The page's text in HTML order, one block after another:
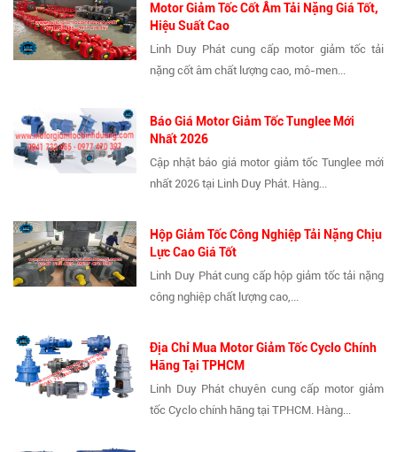
Motor Giảm Tốc Cốt Âm Tải Nặng Giá Tốt,
Hiệu Suất Cao
Linh Duy Phát cung cấp motor giảm tốc tải
nặng cốt âm chất lượng cao, mô-men...
Báo Giá Motor Giảm Tốc Tunglee Mới
Nhất 2026
Cập nhật báo giá motor giảm tốc Tunglee mới
nhất 2026 tại Linh Duy Phát. Hàng...
Hộp Giảm Tốc Công Nghiệp Tải Nặng Chịu
Lực Cao Giá Tốt
Linh Duy Phát cung cấp hộp giảm tốc tải nặng
công nghiệp chất lượng cao,...
Địa Chỉ Mua Motor Giảm Tốc Cyclo Chính
Hãng Tại TPHCM
Linh Duy Phát chuyên cung cấp motor giảm
tốc Cyclo chính hãng tại TPHCM. Hàng...